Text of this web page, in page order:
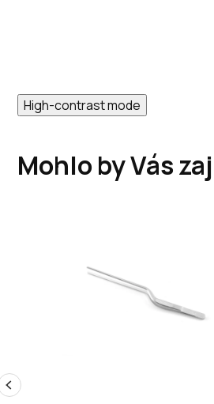
High-contrast mode
Mohlo by Vás